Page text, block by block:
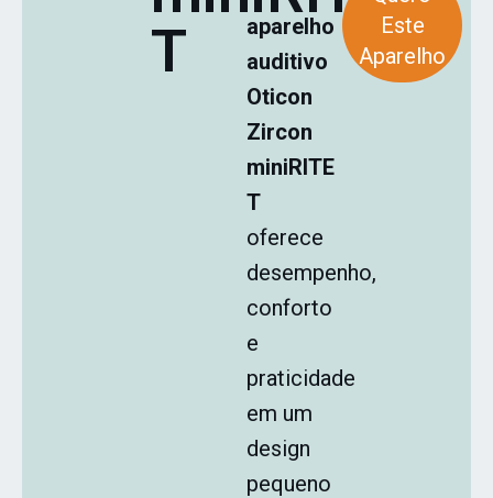
T
aparelho
auditivo
Oticon
Zircon
miniRITE
T
oferece
desempenho,
conforto
e
praticidade
em um
design
pequeno
Este
Aparelho